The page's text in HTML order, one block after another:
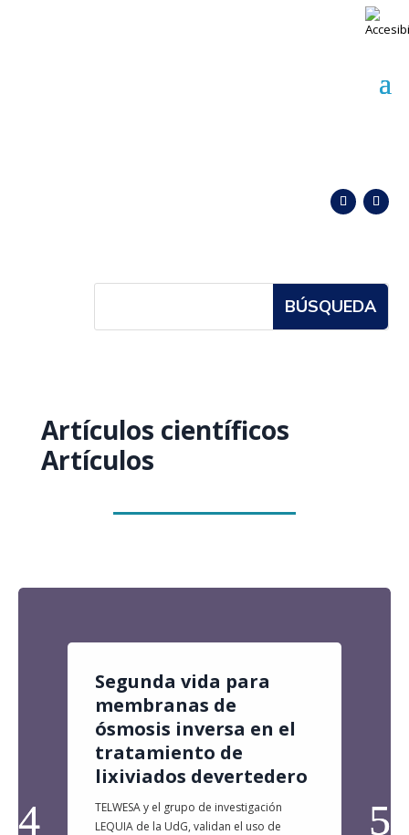
Artículos científicos
Artículos
Segunda vida para
membranas de
ósmosis inversa en el
tratamiento de
lixiviados devertedero
TELWESA y el grupo de investigación
LEQUIA de la UdG, validan el uso de